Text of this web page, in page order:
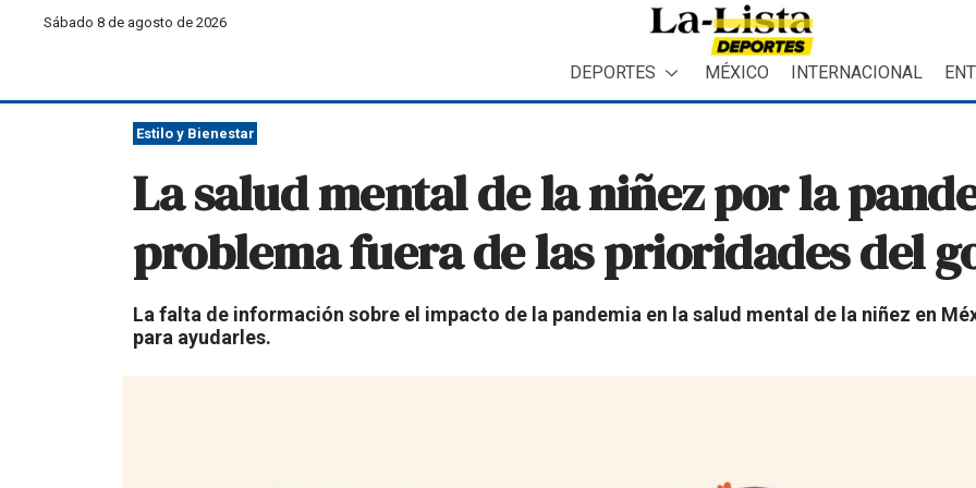
Sábado 8 de agosto de 2026
DEPORTES MÉXICO INTERNACIONAL
Estilo y Bienestar
La salud mental de la niñez por la
problema fuera de las prioridades del
La falta de información sobre el impacto de la pandemia en la salud mental de la niñez en
para ayudarles.